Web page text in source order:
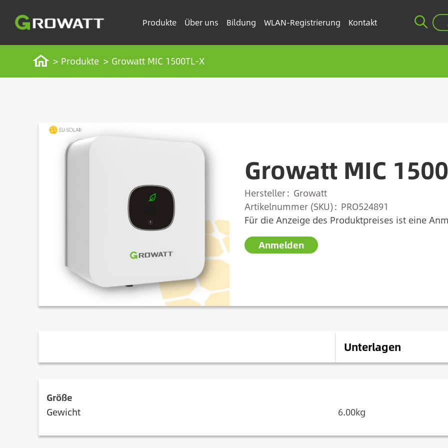
zum
Inhalt
Produkte Über uns Bildung WLAN-Registrierung Kontakt
Pfadnavigation
StartseiteProdukte Growatt MIC 1500TL-X
Growatt MIC
Hersteller
Growatt
Artikelnummer (SKU)
PRO524891
Für die Anzeige des Produktpreises ist eine
Anmelden
Unterlagen
Größe
Gewicht
6.00kg